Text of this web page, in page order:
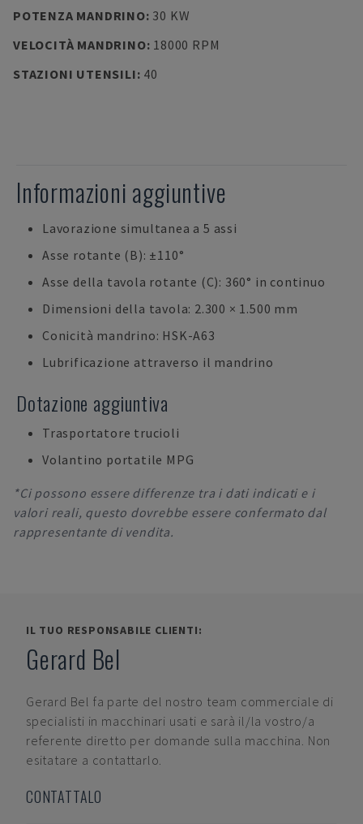
POTENZA MANDRINO: 30 KW
VELOCITÀ MANDRINO: 18000 RPM
STAZIONI UTENSILI: 40
Informazioni aggiuntive
Lavorazione simultanea a 5 assi
Asse rotante (B): ±110°
Asse della tavola rotante (C): 360° in continuo
Dimensioni della tavola: 2.300 × 1.500 mm
Conicità mandrino: HSK-A63
Lubrificazione attraverso il mandrino
Dotazione aggiuntiva
Trasportatore trucioli
Volantino portatile MPG
*Ci possono essere differenze tra i dati indicati e i
valori reali, questo dovrebbe essere confermato dal
rappresentante di vendita.
IL TUO RESPONSABILE CLIENTI:
Gerard Bel
Gerard Bel fa parte del nostro team commerciale di
specialisti in macchinari usati e sarà il/la vostro/a
referente diretto per domande sulla macchina. Non
esitatare a contattarlo.
CONTATTALO